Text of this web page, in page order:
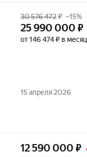
30 576 472₽ –15%
25 990 000 ₽
от 146 474 ₽ в месяц
15 апреля 2026
12 590 000 ₽